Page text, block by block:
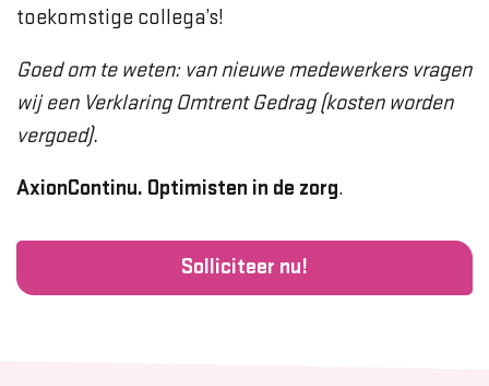
toekomstige collega’s!
Goed om te weten: van nieuwe medewerkers vragen
wij een Verklaring Omtrent Gedrag (kosten worden
vergoed).
AxionContinu. Optimisten in de zorg.
Solliciteer nu!